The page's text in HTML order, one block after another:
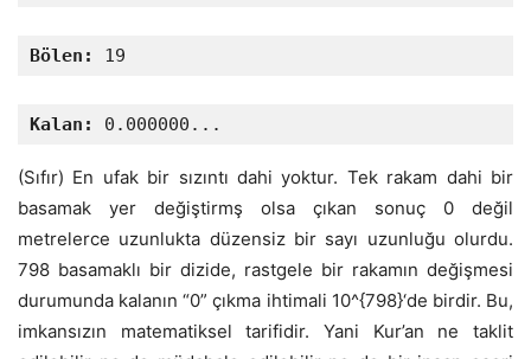
Bölen: 19
Kalan: 0.000000...
(Sıfır) En ufak bir sızıntı dahi yoktur. Tek rakam dahi bir
basamak yer değiştirmş olsa çıkan sonuç 0 değil
metrelerce uzunlukta düzensiz bir sayı uzunluğu olurdu.
798 basamaklı bir dizide, rastgele bir rakamın değişmesi
durumunda kalanın “0” çıkma ihtimali 10^{798}‘de birdir. Bu,
imkansızın matematiksel tarifidir. Yani Kur’an ne taklit